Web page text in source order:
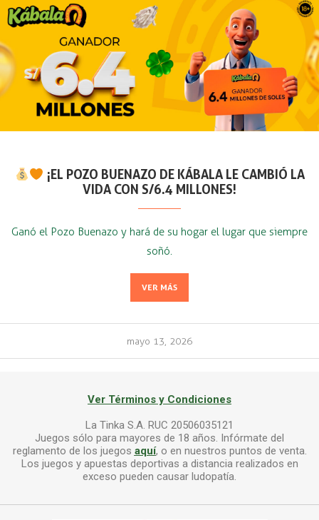
¡EL POZO BUENAZO DE KÁBALA LE CAMBIÓ LA
VIDA CON S/6.4 MILLONES!
Ganó el Pozo Buenazo y hará de su hogar el lugar que siempre
soñó.
VER MÁS
mayo 13, 2026
Ver Términos y Condiciones
La Tinka S.A. RUC 20506035121
Juegos sólo para mayores de 18 años. Infórmate del
reglamento de los juegos aquí, o en nuestros puntos de venta.
Los juegos y apuestas deportivas a distancia realizados en
exceso pueden causar ludopatía.